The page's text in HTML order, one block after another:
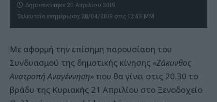
Τελευταία ενημέρωση: 20/04/2019 στις 12:43 ΜΜ
Δημοσιεύτηκε 20 Απριλίου 2019
Με αφορμή την επίσημη παρουσίαση του
Συνδυασμού της δημοτικής κίνησης «Ζάκυνθος
Ανατροπή Αναγέννηση» που θα γίνει στις 20.30 το
βράδυ της Κυριακής 21 Απριλίου στο Ξενοδοχείο